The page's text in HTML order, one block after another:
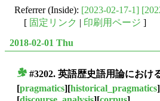
Referrer (Inside): [2023-02-17-1]
[ 固定リンク | 印刷用ページ ]
2018-02-01 Thu
#3202. 英語歴史語用論におけ
[pragmatics][historical_pragmatics